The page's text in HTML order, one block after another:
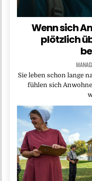
Wenn sich
plötzlich
Sie leben schon lange
fühlen sich